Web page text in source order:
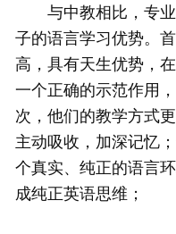
与中教相比，专业
子的语言学习优势。
高，具有天生优势，
一个正确的示范作用
次，他们的教学方式
主动吸收，加深记忆
个真实、纯正的语言
成纯正英语思维；